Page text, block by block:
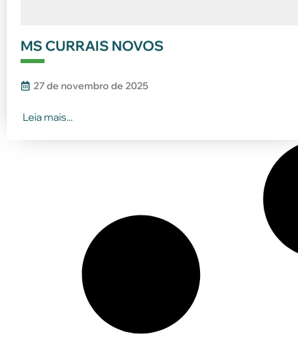
MS CURRAIS NOVOS
27 de novembro de 2025
Leia mais...